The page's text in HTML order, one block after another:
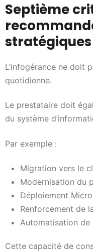
Septième
stratégiques
L’infogérance ne doit
quotidienne.
Le prestataire doit
du système
Par exemple :
Migration vers le
Modernisation du
Déploiement
Renforcement de
Automatisation de
Cette capacité de